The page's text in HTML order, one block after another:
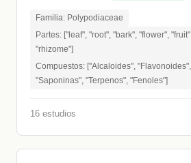
Familia: Polypodiaceae
Partes: ["leaf", "root", "bark", "flower",
"rhizome"]
Compuestos: ["Alcaloides",
"Saponinas", "Terpenos", "Fenoles"]
16 estudios